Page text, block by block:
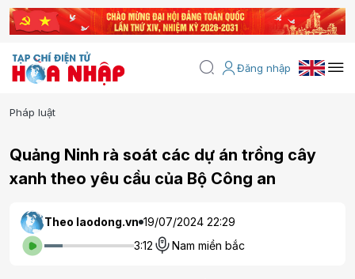
Đăng nhập
Pháp luật
Quảng Ninh rà soát các dự án trồng cây
xanh theo yêu cầu của Bộ Công an
Theo laodong.vn 19/07/2024 22:29
3:12
Nam miền bắc